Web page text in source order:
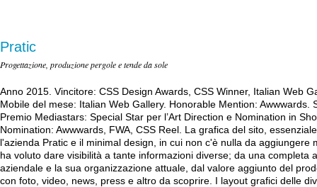
Pratic
Progettazione, produzione pergole e tende da sole
Anno 2015. Vincitore: CSS Design Awards, CSS Winner, Italian Web
Mobile del mese: Italian Web Gallery. Honorable Mention: Awwwards.
Premio Mediastars: Special Star per l’Art Direction e Nomination in
Nomination: Awwwards, FWA, CSS Reel. La grafica del sito,
l'azienda Pratic e il minimal design, in cui non c'è nulla da aggiungere
ha voluto dare visibilità a tante informazioni diverse; da una completa
aziendale e la sua organizzazione attuale, dal valore aggiunto del
con foto, video, news, press e altro da scoprire. I layout grafici delle